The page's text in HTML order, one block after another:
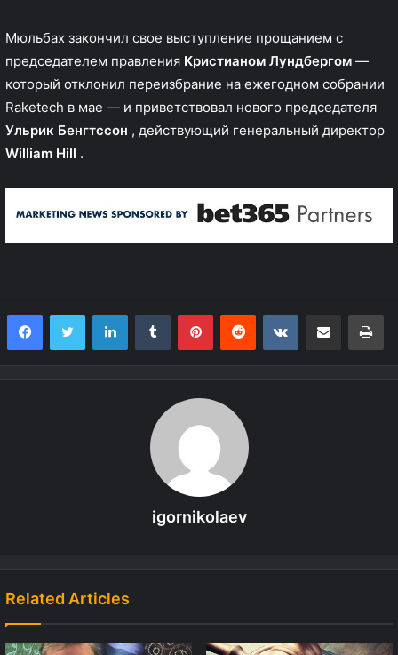
Мюльбах закончил свое выступление прощанием с
председателем правления Кристианом Лундбергом —
который отклонил переизбрание на ежегодном собрании
Raketech в мае — и приветствовал нового председателя
Ульрик Бенгтссон , действующий генеральный директор
William Hill .
igornikolaev
Related Articles